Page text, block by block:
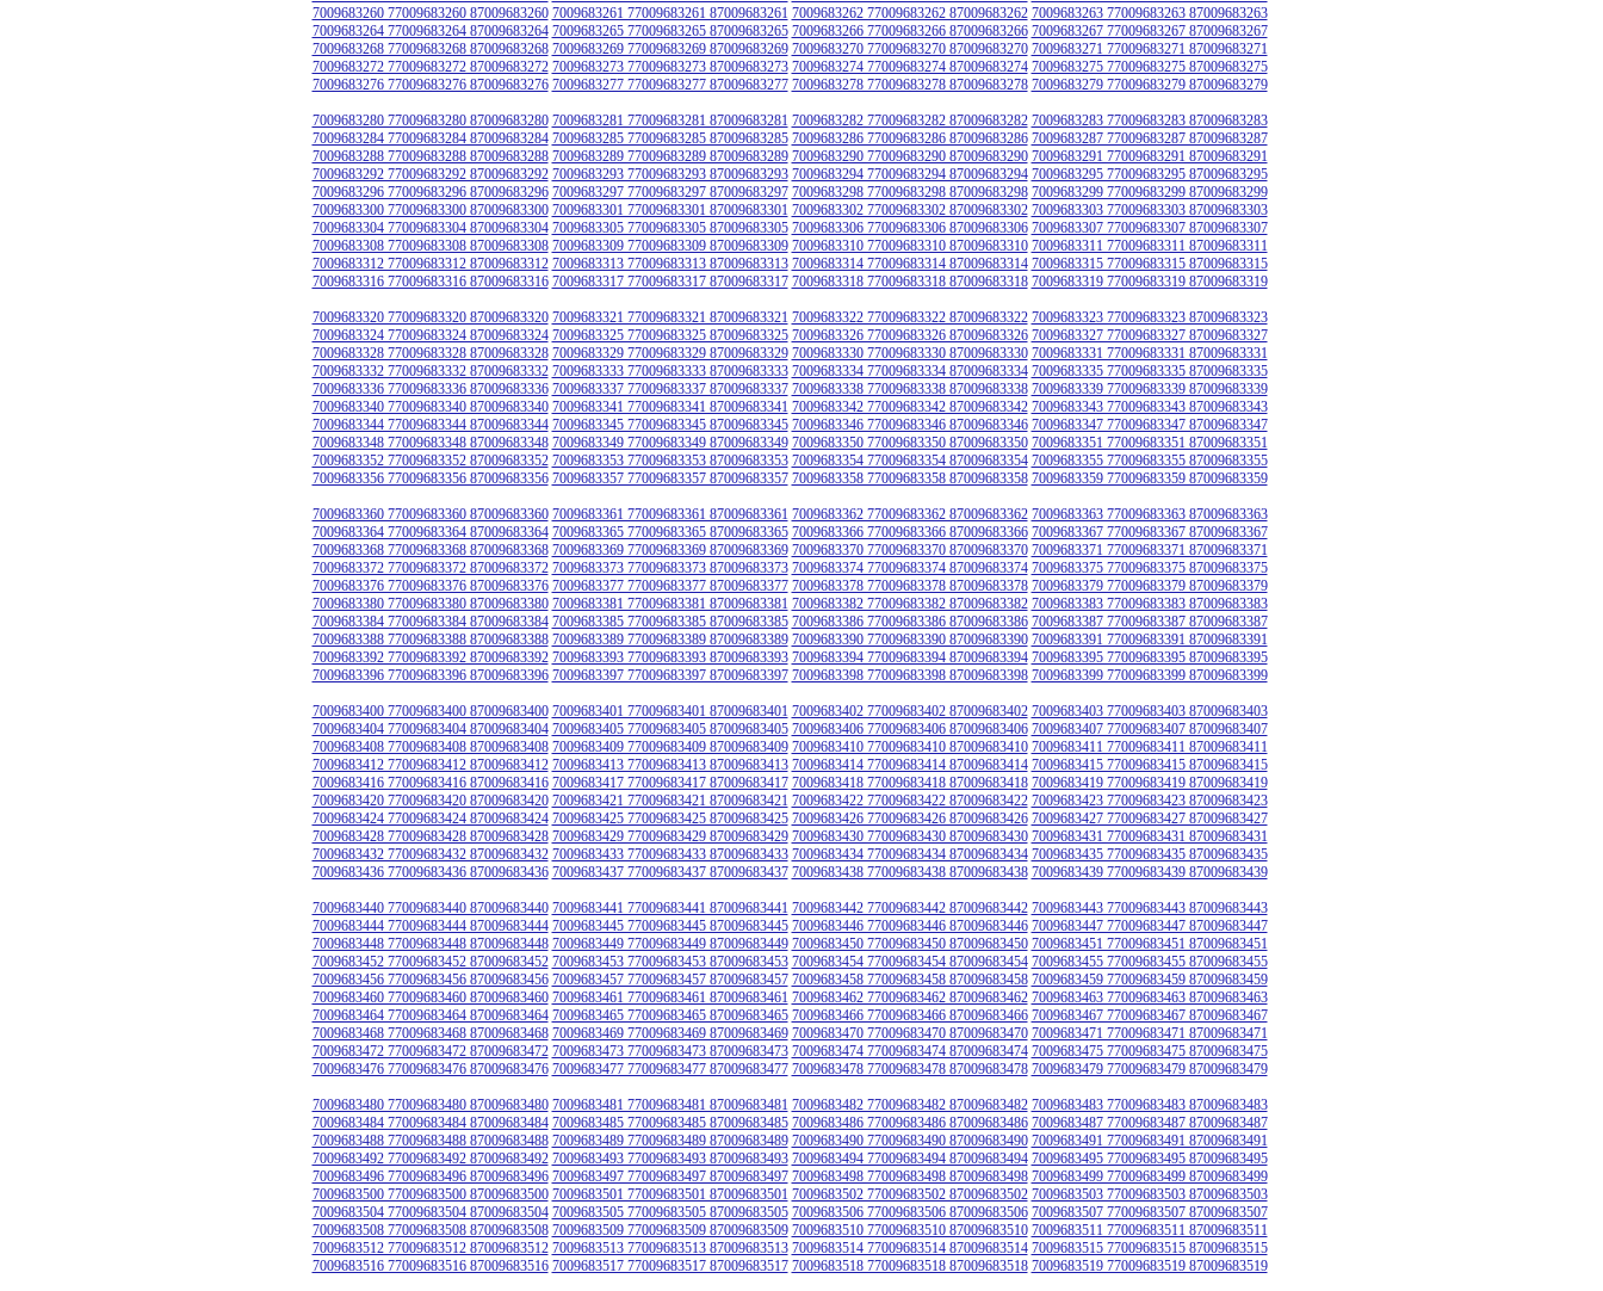
7009683260 77009683260 87009683260 7009683261 77009683261 87009683261 7009683262 77009683262 87009683262 7009683263 77009683263 87009683263
7009683264 77009683264 87009683264 7009683265 77009683265 87009683265 7009683266 77009683266 87009683266 7009683267 77009683267 87009683267
7009683268 77009683268 87009683268 7009683269 77009683269 87009683269 7009683270 77009683270 87009683270 7009683271 77009683271 87009683271
7009683272 77009683272 87009683272 7009683273 77009683273 87009683273 7009683274 77009683274 87009683274 7009683275 77009683275 87009683275
7009683276 77009683276 87009683276 7009683277 77009683277 87009683277 7009683278 77009683278 87009683278 7009683279 77009683279 87009683279
7009683280 77009683280 87009683280 7009683281 77009683281 87009683281 7009683282 77009683282 87009683282 7009683283 77009683283 87009683283
7009683284 77009683284 87009683284 7009683285 77009683285 87009683285 7009683286 77009683286 87009683286 7009683287 77009683287 87009683287
7009683288 77009683288 87009683288 7009683289 77009683289 87009683289 7009683290 77009683290 87009683290 7009683291 77009683291 87009683291
7009683292 77009683292 87009683292 7009683293 77009683293 87009683293 7009683294 77009683294 87009683294 7009683295 77009683295 87009683295
7009683296 77009683296 87009683296 7009683297 77009683297 87009683297 7009683298 77009683298 87009683298 7009683299 77009683299 87009683299
7009683300 77009683300 87009683300 7009683301 77009683301 87009683301 7009683302 77009683302 87009683302 7009683303 77009683303 87009683303
7009683304 77009683304 87009683304 7009683305 77009683305 87009683305 7009683306 77009683306 87009683306 7009683307 77009683307 87009683307
7009683308 77009683308 87009683308 7009683309 77009683309 87009683309 7009683310 77009683310 87009683310 7009683311 77009683311 87009683311
7009683312 77009683312 87009683312 7009683313 77009683313 87009683313 7009683314 77009683314 87009683314 7009683315 77009683315 87009683315
7009683316 77009683316 87009683316 7009683317 77009683317 87009683317 7009683318 77009683318 87009683318 7009683319 77009683319 87009683319
7009683320 77009683320 87009683320 7009683321 77009683321 87009683321 7009683322 77009683322 87009683322 7009683323 77009683323 87009683323
7009683324 77009683324 87009683324 7009683325 77009683325 87009683325 7009683326 77009683326 87009683326 7009683327 77009683327 87009683327
7009683328 77009683328 87009683328 7009683329 77009683329 87009683329 7009683330 77009683330 87009683330 7009683331 77009683331 87009683331
7009683332 77009683332 87009683332 7009683333 77009683333 87009683333 7009683334 77009683334 87009683334 7009683335 77009683335 87009683335
7009683336 77009683336 87009683336 7009683337 77009683337 87009683337 7009683338 77009683338 87009683338 7009683339 77009683339 87009683339
7009683340 77009683340 87009683340 7009683341 77009683341 87009683341 7009683342 77009683342 87009683342 7009683343 77009683343 87009683343
7009683344 77009683344 87009683344 7009683345 77009683345 87009683345 7009683346 77009683346 87009683346 7009683347 77009683347 87009683347
7009683348 77009683348 87009683348 7009683349 77009683349 87009683349 7009683350 77009683350 87009683350 7009683351 77009683351 87009683351
7009683352 77009683352 87009683352 7009683353 77009683353 87009683353 7009683354 77009683354 87009683354 7009683355 77009683355 87009683355
7009683356 77009683356 87009683356 7009683357 77009683357 87009683357 7009683358 77009683358 87009683358 7009683359 77009683359 87009683359
7009683360 77009683360 87009683360 7009683361 77009683361 87009683361 7009683362 77009683362 87009683362 7009683363 77009683363 87009683363
7009683364 77009683364 87009683364 7009683365 77009683365 87009683365 7009683366 77009683366 87009683366 7009683367 77009683367 87009683367
7009683368 77009683368 87009683368 7009683369 77009683369 87009683369 7009683370 77009683370 87009683370 7009683371 77009683371 87009683371
7009683372 77009683372 87009683372 7009683373 77009683373 87009683373 7009683374 77009683374 87009683374 7009683375 77009683375 87009683375
7009683376 77009683376 87009683376 7009683377 77009683377 87009683377 7009683378 77009683378 87009683378 7009683379 77009683379 87009683379
7009683380 77009683380 87009683380 7009683381 77009683381 87009683381 7009683382 77009683382 87009683382 7009683383 77009683383 87009683383
7009683384 77009683384 87009683384 7009683385 77009683385 87009683385 7009683386 77009683386 87009683386 7009683387 77009683387 87009683387
7009683388 77009683388 87009683388 7009683389 77009683389 87009683389 7009683390 77009683390 87009683390 7009683391 77009683391 87009683391
7009683392 77009683392 87009683392 7009683393 77009683393 87009683393 7009683394 77009683394 87009683394 7009683395 77009683395 87009683395
7009683396 77009683396 87009683396 7009683397 77009683397 87009683397 7009683398 77009683398 87009683398 7009683399 77009683399 87009683399
7009683400 77009683400 87009683400 7009683401 77009683401 87009683401 7009683402 77009683402 87009683402 7009683403 77009683403 87009683403
7009683404 77009683404 87009683404 7009683405 77009683405 87009683405 7009683406 77009683406 87009683406 7009683407 77009683407 87009683407
7009683408 77009683408 87009683408 7009683409 77009683409 87009683409 7009683410 77009683410 87009683410 7009683411 77009683411 87009683411
7009683412 77009683412 87009683412 7009683413 77009683413 87009683413 7009683414 77009683414 87009683414 7009683415 77009683415 87009683415
7009683416 77009683416 87009683416 7009683417 77009683417 87009683417 7009683418 77009683418 87009683418 7009683419 77009683419 87009683419
7009683420 77009683420 87009683420 7009683421 77009683421 87009683421 7009683422 77009683422 87009683422 7009683423 77009683423 87009683423
7009683424 77009683424 87009683424 7009683425 77009683425 87009683425 7009683426 77009683426 87009683426 7009683427 77009683427 87009683427
7009683428 77009683428 87009683428 7009683429 77009683429 87009683429 7009683430 77009683430 87009683430 7009683431 77009683431 87009683431
7009683432 77009683432 87009683432 7009683433 77009683433 87009683433 7009683434 77009683434 87009683434 7009683435 77009683435 87009683435
7009683436 77009683436 87009683436 7009683437 77009683437 87009683437 7009683438 77009683438 87009683438 7009683439 77009683439 87009683439
7009683440 77009683440 87009683440 7009683441 77009683441 87009683441 7009683442 77009683442 87009683442 7009683443 77009683443 87009683443
7009683444 77009683444 87009683444 7009683445 77009683445 87009683445 7009683446 77009683446 87009683446 7009683447 77009683447 87009683447
7009683448 77009683448 87009683448 7009683449 77009683449 87009683449 7009683450 77009683450 87009683450 7009683451 77009683451 87009683451
7009683452 77009683452 87009683452 7009683453 77009683453 87009683453 7009683454 77009683454 87009683454 7009683455 77009683455 87009683455
7009683456 77009683456 87009683456 7009683457 77009683457 87009683457 7009683458 77009683458 87009683458 7009683459 77009683459 87009683459
7009683460 77009683460 87009683460 7009683461 77009683461 87009683461 7009683462 77009683462 87009683462 7009683463 77009683463 87009683463
7009683464 77009683464 87009683464 7009683465 77009683465 87009683465 7009683466 77009683466 87009683466 7009683467 77009683467 87009683467
7009683468 77009683468 87009683468 7009683469 77009683469 87009683469 7009683470 77009683470 87009683470 7009683471 77009683471 87009683471
7009683472 77009683472 87009683472 7009683473 77009683473 87009683473 7009683474 77009683474 87009683474 7009683475 77009683475 87009683475
7009683476 77009683476 87009683476 7009683477 77009683477 87009683477 7009683478 77009683478 87009683478 7009683479 77009683479 87009683479
7009683480 77009683480 87009683480 7009683481 77009683481 87009683481 7009683482 77009683482 87009683482 7009683483 77009683483 87009683483
7009683484 77009683484 87009683484 7009683485 77009683485 87009683485 7009683486 77009683486 87009683486 7009683487 77009683487 87009683487
7009683488 77009683488 87009683488 7009683489 77009683489 87009683489 7009683490 77009683490 87009683490 7009683491 77009683491 87009683491
7009683492 77009683492 87009683492 7009683493 77009683493 87009683493 7009683494 77009683494 87009683494 7009683495 77009683495 87009683495
7009683496 77009683496 87009683496 7009683497 77009683497 87009683497 7009683498 77009683498 87009683498 7009683499 77009683499 87009683499
7009683500 77009683500 87009683500 7009683501 77009683501 87009683501 7009683502 77009683502 87009683502 7009683503 77009683503 87009683503
7009683504 77009683504 87009683504 7009683505 77009683505 87009683505 7009683506 77009683506 87009683506 7009683507 77009683507 87009683507
7009683508 77009683508 87009683508 7009683509 77009683509 87009683509 7009683510 77009683510 87009683510 7009683511 77009683511 87009683511
7009683512 77009683512 87009683512 7009683513 77009683513 87009683513 7009683514 77009683514 87009683514 7009683515 77009683515 87009683515
7009683516 77009683516 87009683516 7009683517 77009683517 87009683517 7009683518 77009683518 87009683518 7009683519 77009683519 87009683519